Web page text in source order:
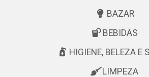
BAZAR
BEBIDAS
HIGIENE, BELEZA E
LIMPEZA